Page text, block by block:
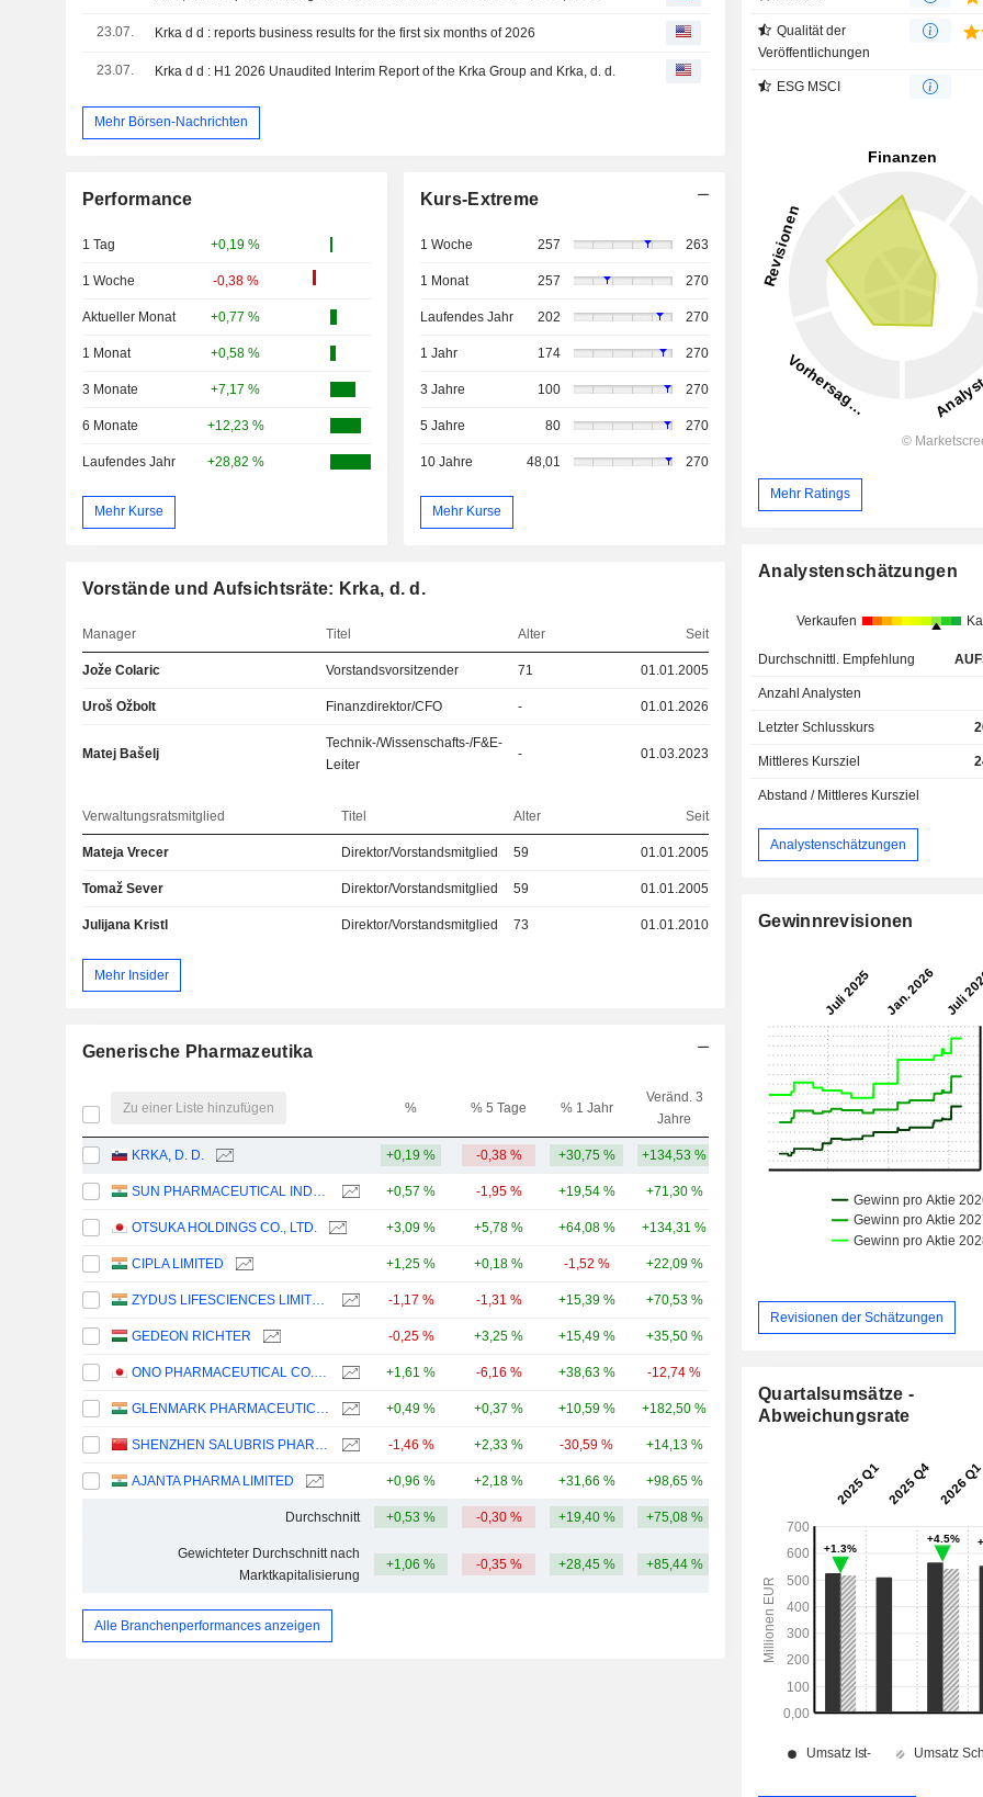
23.07. Krka d d : reports business results for the first six months of 2026
23.07. Krka d d : H1 2026 Unaudited Interim Report of the Krka Group and Krka, d. d.
Mehr Börsen-Nachrichten
Performance
1 Tag +0,19 %
1 Woche -0,38 %
Aktueller Monat +0,77 %
1 Monat +0,58 %
3 Monate +7,17 %
6 Monate +12,23 %
Laufendes Jahr +28,82 %
Mehr Kurse
Kurs-Extreme
1 Woche 257 263
1 Monat 257 270
Laufendes Jahr 202 270
1 Jahr 174 270
3 Jahre 100 270
5 Jahre 80 270
10 Jahre 48,01 270
Mehr Kurse
Vorstände und Aufsichtsräte: Krka, d. d.
Manager Titel Alter Seit
Jože Colaric Vorstandsvorsitzender 71 01.01.2005
Uroš Ožbolt Finanzdirektor/CFO - 01.01.2026
Matej Bašelj
Technik-/Wissenschafts-/F&E-
Leiter
- 01.03.2023
Verwaltungsratsmitglied Titel Alter Seit
Mateja Vrecer Direktor/Vorstandsmitglied 59 01.01.2005
Tomaž Sever Direktor/Vorstandsmitglied 59 01.01.2005
Julijana Kristl Direktor/Vorstandsmitglied 73 01.01.2010
Mehr Insider
Generische Pharmazeutika
Zu einer Liste hinzufügen % % 5 Tage % 1 Jahr
Veränd. 3
Jahre
Kap.($)
KRKA, D. D. +0,19 % -0,38 % +30,75 % +134,53 % 9,14 Mrd.
SUN PHARMACEUTICAL INDUSTRIES LTD. +0,57 % -1,95 % +19,54 % +71,30 %
OTSUKA HOLDINGS CO., LTD. +3,09 % +5,78 % +64,08 % +134,31 %
CIPLA LIMITED +1,25 % +0,18 % -1,52 % +22,09 %
ZYDUS LIFESCIENCES LIMITED -1,17 % -1,31 % +15,39 % +70,53 % 11,76 Mrd.
GEDEON RICHTER -0,25 % +3,25 % +15,49 % +35,50 % 7,05 Mrd.
ONO PHARMACEUTICAL CO., LTD. +1,61 % -6,16 % +38,63 % -12,74 %
GLENMARK PHARMACEUTICALS LIMITED +0,49 % +0,37 % +10,59 % +182,50 % 6,7 Mrd.
SHENZHEN SALUBRIS PHARMACEUTICALS CO., LTD. -1,46 % +2,33 % -30,59 % +14,13 %
AJANTA PHARMA LIMITED +0,96 % +2,18 % +31,66 % +98,65 %
Durchschnitt +0,53 % -0,30 % +19,40 % +75,08 %
Gewichteter Durchschnitt nach
Marktkapitalisierung
+1,06 % -0,35 % +28,45 % +85,44 %
Alle Branchenperformances anzeigen
Qualität der
Veröffentlichungen
ESG MSCI
Mehr Ratings
Analystenschätzungen
Verkaufen
Durchschnittl. Empfehlung
Anzahl Analysten
Letzter Schlusskurs
Mittleres Kursziel
Abstand / Mittleres Kursziel
Analystenschätzungen
Gewinnrevisionen
Revisionen der Schätzungen
Quartalsumsätze -
Abweichungsrate